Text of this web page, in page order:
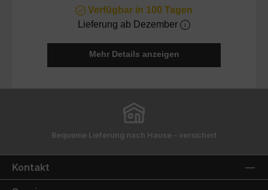
Verfügbar in 100 Tagen
Lieferung ab Dezember
Mehr Details anzeigen
Bequeme Lieferung nach Hause – versichert
Kontakt